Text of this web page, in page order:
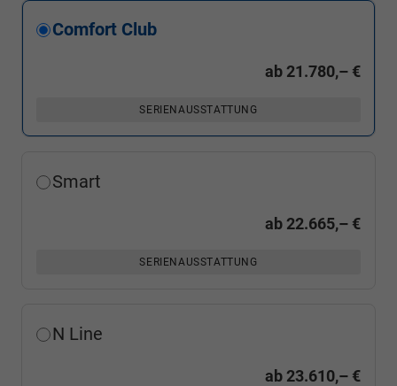
Comfort Club
ab21.780,– €
SERIENAUSSTATTUNG
Smart
ab22.665,– €
SERIENAUSSTATTUNG
N Line
ab23.610,– €